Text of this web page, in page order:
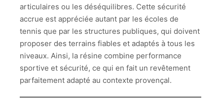
articulaires ou les déséquilibres. Cette sécurité
accrue est appréciée autant par les écoles de
tennis que par les structures publiques, qui doivent
proposer des terrains fiables et adaptés à tous les
niveaux. Ainsi, la résine combine performance
sportive et sécurité, ce qui en fait un revêtement
parfaitement adapté au contexte provençal.